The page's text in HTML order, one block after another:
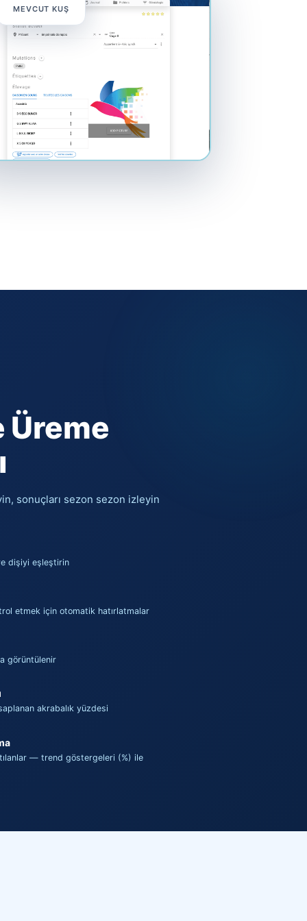
MEVCUT KUŞ
Üreme
sonuçları sezon sezon izleyin
dişiyi eşleştirin
etmek için otomatik hatırlatmalar
görüntülenir
akrabalık yüzdesi
— trend göstergeleri (%) ile